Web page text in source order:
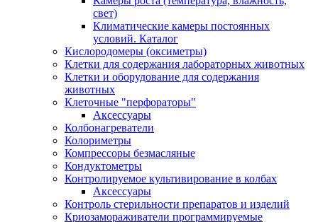
свет)
Климатические камеры постоянных
условий. Каталог
Кислородомеры (оксиметры)
Клетки для содержания лабораторных животных
Клетки и оборудование для содержания
животных
Клеточные "перфораторы"
Аксессуары
Колбонагреватели
Колориметры
Компрессоры безмасляные
Кондуктометры
Контролируемое культивирование в колбах
Аксессуары
Контроль стерильности препаратов и изделий
Криозамораживатели программируемые